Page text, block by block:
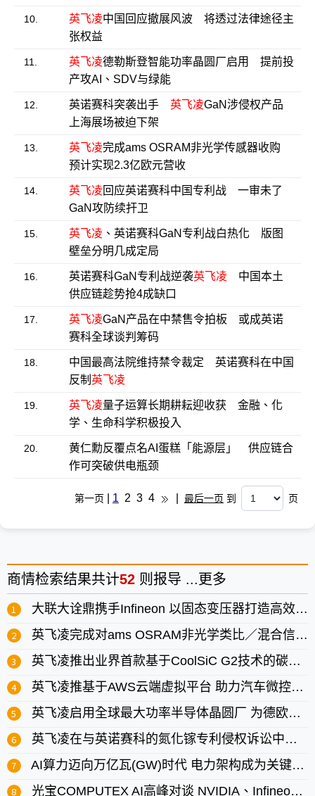
10. 英飞凌中国回应撤展风波 将透过法律途径主
张权益
11. 英飞凌德勒斯登智能功率晶圆厂启用 提前投
产攻AI、SDV与绿能
12. 英诺赛科突袭出手 英飞凌GaN涉侵权产品
上海展场被迫下架
13. 英飞凌完成ams OSRAM非光学传感器收购
预计实现2.3亿欧元营收
14. 英飞凌回应英诺赛科中国专利战 一审未了
GaN攻防续扞卫
15. 英飞凌、英诺赛科GaN专利战白热化 版图
壁垒分明几成定局
16. 英诺赛科GaN专利战逆袭英飞凌中国本土
供应链趁势抢4成缺口
17. 英飞凌GaN产品在中禁售令拍板 或成英诺
赛科全球谈判筹码
18.
中国最高法院维持禁令裁定 英诺赛科在中国
反制 英飞凌
19. 英飞凌量子运算长期耕耘迎收获 金融、化
学、生命科学积极投入
20.
黄仁勳反覆点名AI蛋糕「能源层」 供应链合
作可突破供电瓶颈
第一页 1 2 3 4 最后一页 到 页
商情检索结果共计52 则报导 ... 更多
大联大诠鼎携手Infineon 以固态变压器打造高效配电新架构
英飞凌完成对ams OSRAM非光学类比／混合信号传感器业务的收购
英飞凌推出业界首款基于CoolSiC G2技术的碳化矽双向开关
英飞凌推基于AWS云端虚拟平台 助力汽车微控制器评估加速
英飞凌启用全球最大功率半导体晶圆厂 为德欧注入新动能
英飞凌在与英诺赛科的氮化镓专利侵权诉讼中再赢得胜诉
AI算力迈向万亿瓦(GW)时代 电力架构成为关键竞争力
光宝COMPUTEX AI高峰对谈 NVIDIA、Infineon等同台重磅直播